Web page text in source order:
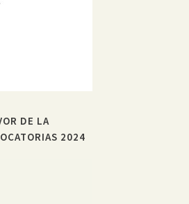
DE LA
2024